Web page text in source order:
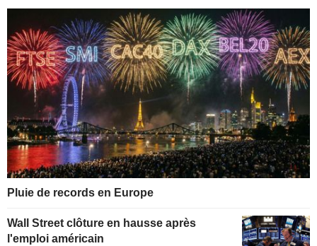
Pluie de records en Europe
Wall Street clôture en hausse après
l'emploi américain